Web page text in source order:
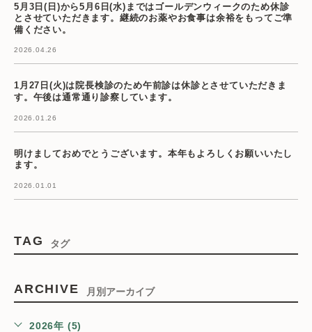
5月3日(日)から5月6日(水)まではゴールデンウィークのため休診
とさせていただきます。継続のお薬やお食事は余裕をもってご準
備ください。
2026.04.26
1月27日(火)は院長検診のため午前診は休診とさせていただきま
す。午後は通常通り診察しています。
2026.01.26
明けましておめでとうございます。本年もよろしくお願いいたし
ます。
2026.01.01
TAG タグ
ARCHIVE 月別アーカイブ
2026年 (5)